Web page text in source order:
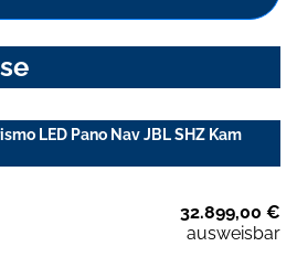
LED Pano Nav JBL SHZ Kam
32.899,00 €
ausweisbar